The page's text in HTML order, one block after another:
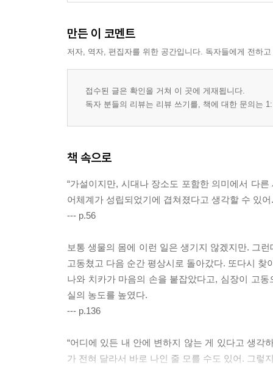
만든 이 코멘트
저자, 역자, 편집자를 위한 공간입니다. 독자들에게 전하
접수된 글은 확인을 거쳐 이 곳에 게재됩니다.
독자 분들의 리뷰는 리뷰 쓰기를, 책에 대한 문의는
책 속으로
“가설이지만, 시대나 장소도 포함한 의미에서 다
어체계가 성립되었기에 겹쳐졌다고 생각할 수 있
--- p.56
보통 생물의 몸에 이런 일은 생기지 않겠지만. 그
고동쳤고 다음 순간 평상시로 돌아갔다. 또다시
나와 치카가 마음의 손을 붙잡았다고, 심장이 고
실의 농도를 높였다.
--- p.136
“어디에 있든 내 안에 변하지 않는 게 있다고 생각
가 전혀 달라서 바로 나인 줄 모를 수도 있어. 그렇